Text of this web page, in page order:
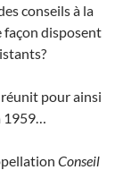
conseils à la
façon disposent
pour ainsi
1959…
Conseil